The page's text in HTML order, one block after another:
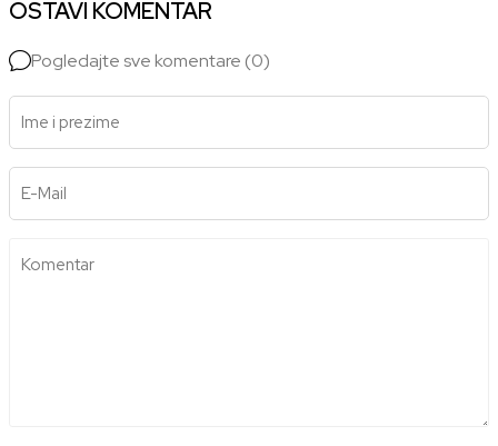
OSTAVI KOMENTAR
Pogledajte sve komentare (0)
Ime i prezime
E-Mail
Komentar